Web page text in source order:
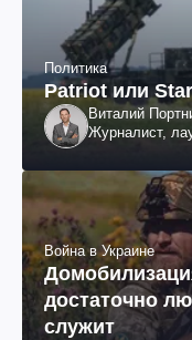
Политика
Patriot или
Виталий
Журналист,
Война в Украине
достаточно
служит